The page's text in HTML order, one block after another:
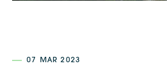
07 MAR 2023